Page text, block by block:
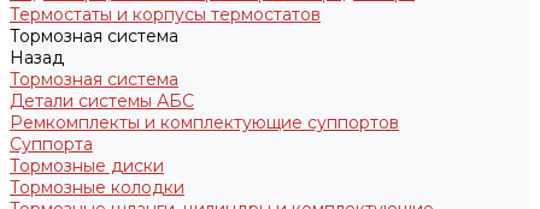
Термостаты и корпусы термостатов
Тормозная система
Назад
Тормозная система
Детали системы АБС
Ремкомплекты и комплектующие суппортов
Суппорта
Тормозные диски
Тормозные колодки